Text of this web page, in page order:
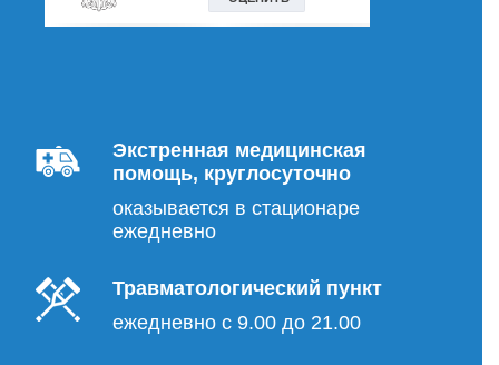
Экстренная медицинская
помощь, круглосуточно
оказывается в стационаре
ежедневно
Травматологический пункт
ежедневно с 9.00 до 21.00